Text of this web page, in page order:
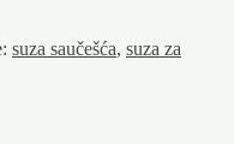
suza saučešća, suza za